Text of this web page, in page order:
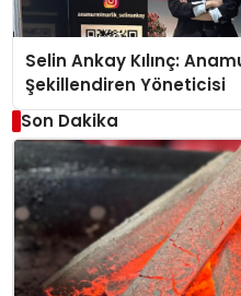
Selin Ankay Kılınç:
Şekillendiren Yöneticisi
Son Dakika